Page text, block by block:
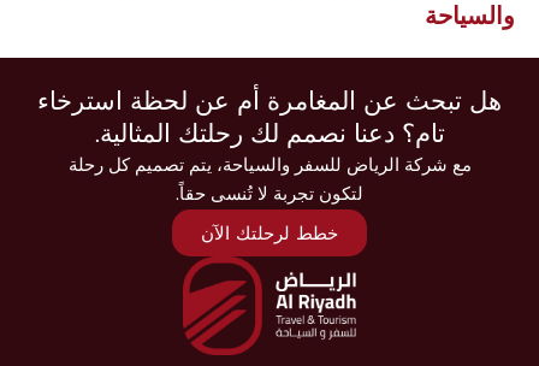
والسياحة
هل تبحث عن المغامرة أم عن لحظة استرخاء
تام؟ دعنا نصمم لك رحلتك المثالية.
مع شركة الرياض للسفر والسياحة، يتم تصميم كل رحلة
لتكون تجربة لا تُنسى حقاً.
خطط لرحلتك الآن